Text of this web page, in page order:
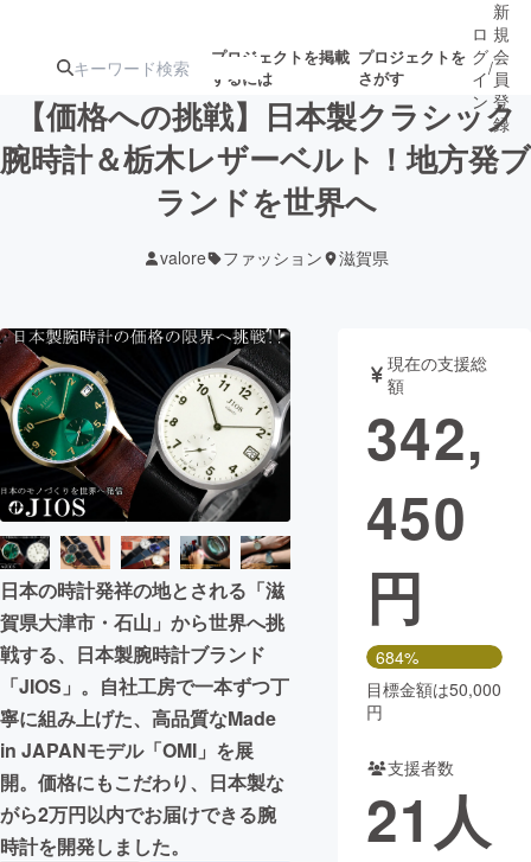
プロジェクトを掲載
するには
プロジェクトを
さがす
注目のリ 注目の新着プロ募集終了が近いプ
テクノロジー・ガジェット
映像・映画 書籍・雑誌
ビジネス・起業 チャレンジ
まちづくり・地域活性化
CAMPFIRE for Social Good
CAMPFIRE Creation
CAMPFIREふるさと納税machi-ya コミュニティ
ロ
グ
イ
ン
/
新
規
会
員
登
録
【価格への挑戦】日本製クラシック
腕時計＆栃木レザーベルト！地方発ブ
ランドを世界へ
valore ファッション 滋賀県
日本の時計発祥の地とされる「滋
賀県大津市・石山」から世界へ挑
戦する、日本製腕時計ブランド
「JIOS」。自社工房で一本ずつ丁
寧に組み上げた、高品質なMade
in JAPANモデル「OMI」を展
開。価格にもこだわり、日本製な
がら2万円以内でお届けできる腕
時計を開発しました。
現在の支援総
額
342,
450
円
684%
目標金額は50,000
円
支援者数
21 人